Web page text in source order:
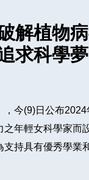
解植物
求科學夢
今(9)日公布
年輕女科學家
持具有優秀學